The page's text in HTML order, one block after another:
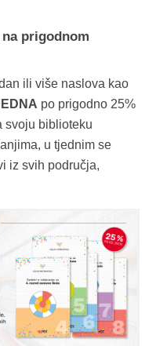
prigodnom
ili više naslova kao
po prigodno 25%
svoju biblioteku
u tjednim se
iz svih područja,